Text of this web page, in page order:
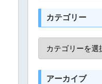
カテゴリー
アーカイブ